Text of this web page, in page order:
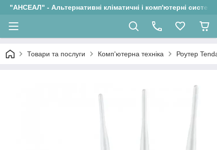
"АНСЕАЛ" - Альтернативні кліматичні і комп'ютерні системи
Товари та послуги Комп'ютерна техніка Роутер